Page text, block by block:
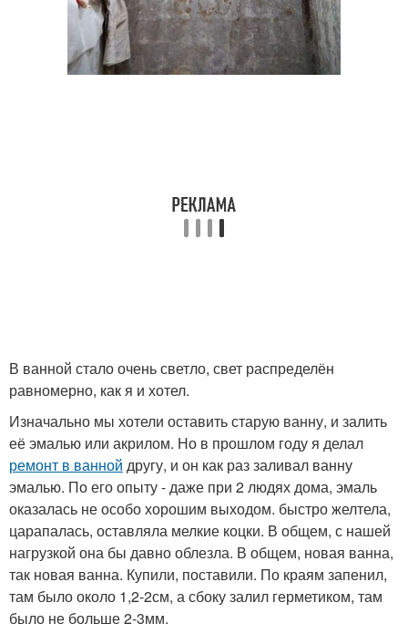
В ванной стало очень светло, свет распределён
равномерно, как я и хотел.
Изначально мы хотели оставить старую ванну, и залить
её эмалью или акрилом. Но в прошлом году я делал
ремонт в ванной другу, и он как раз заливал ванну
эмалью. По его опыту - даже при 2 людях дома, эмаль
оказалась не особо хорошим выходом. быстро желтела,
царапалась, оставляла мелкие коцки. В общем, с нашей
нагрузкой она бы давно облезла. В общем, новая ванна,
так новая ванна. Купили, поставили. По краям запенил,
там было около 1,2-2см, а сбоку залил герметиком, там
было не больше 2-3мм.